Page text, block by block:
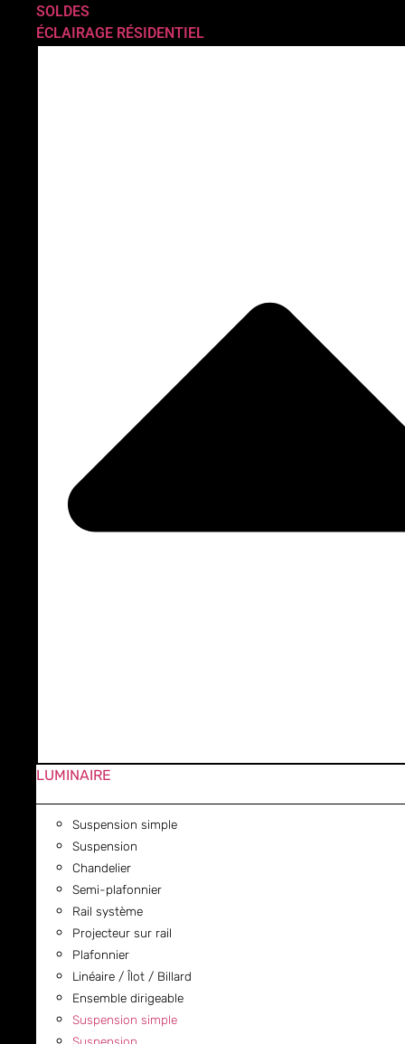
SOLDES
ÉCLAIRAGE RÉSIDENTIEL
LUMINAIRE
Suspension simple
Suspension
Chandelier
Semi-plafonnier
Rail système
Projecteur sur rail
Plafonnier
Linéaire / Îlot / Billard
Ensemble dirigeable
Suspension simple